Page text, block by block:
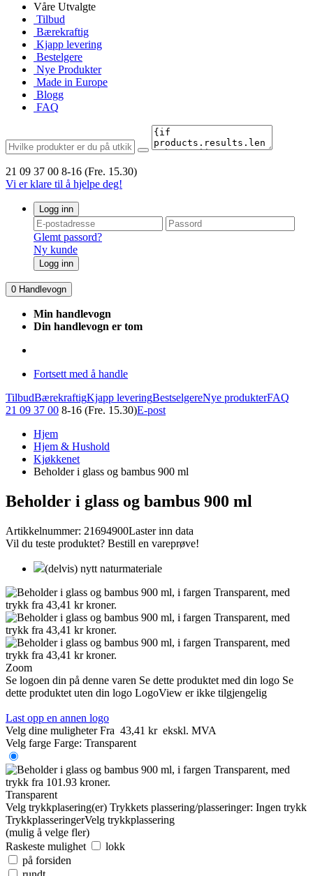
Våre Utvalgte
Tilbud
Bærekraftig
Kjapp levering
Bestelgere
Nye Produkter
Made in Europe
Blogg
FAQ
21 09 37 00 8-16 (Fre. 15.30)
Vi er klare til å hjelpe deg!
Logg inn
Glemt passord?
Ny kunde
Logg inn
0 Handlevogn
Min handlevogn
Din handlevogn er tom
Fortsett med å handle
TilbudBærekraftigKjapp leveringBestselgereNye produkterFAQ
21 09 37 00 8-16 (Fre. 15.30)E-post
Hjem
Hjem & Hushold
Kjøkkenet
Beholder i glass og bambus 900 ml
Beholder i glass og bambus 900 ml
Artikkelnummer: 21694900Laster inn data
Vil du teste produktet? Bestill en vareprøve!
(delvis) nytt naturmateriale
Zoom
Se logoen din på denne varen Se dette produktet med din logo Se
dette produktet uten din logo LogoView er ikke tilgjengelig
Last opp en annen logo
Velg dine muligheter Fra 43,41 kr ekskl. MVA
Velg farge Farge: Transparent
Transparent
Velg trykkplasering(er) Trykkets plassering/plasseringer: Ingen trykk
TrykkplasseringerVelg trykkplassering
(mulig å velge fler)
Raskeste mulighet
lokk
på forsiden